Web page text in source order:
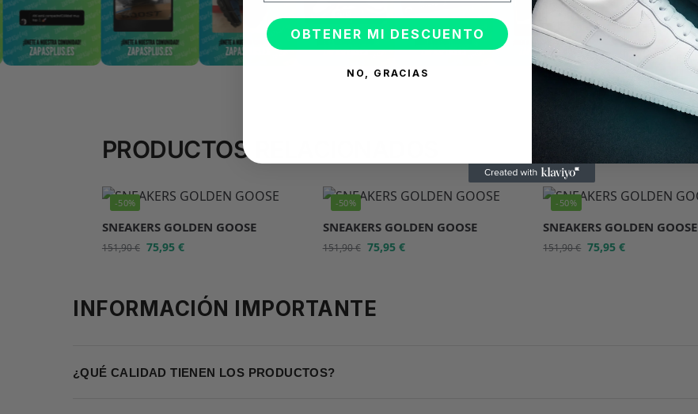
PRODUCTOS RELACIONADOS
-50%
SNEAKERS GOLDEN GOOSE
151,90€ 75,95 €
-50%
SNEAKERS GOLDEN GOOSE
151,90€ 75,95 €
-50%
SNEAKERS GOLDEN GOOSE
151,90€ 75,95€
INFORMACIÓN IMPORTANTE
¿QUÉ CALIDAD TIENEN LOS PRODUCTOS?
OBTENER MI DESCUENTO
NO, GRACIAS